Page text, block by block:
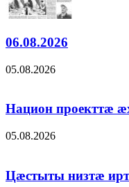
06.08.2026
05.08.2026
Национ проекттæ
05.08.2026
Цæстыты низтæ